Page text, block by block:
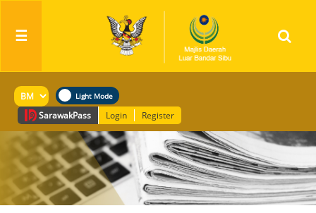
☰
SarawakPass Login Register